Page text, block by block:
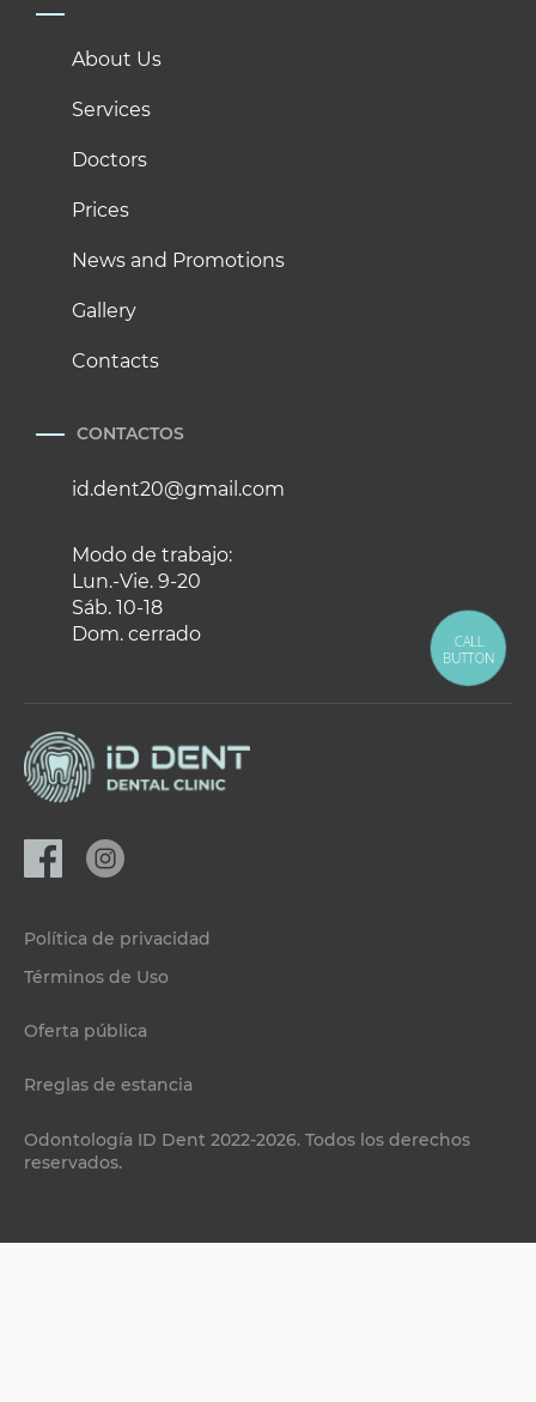
About Us
Services
Doctors
Prices
News and Promotions
Gallery
Contacts
CONTACTOS
id.dent20@gmail.com
Modo de trabajo:
Lun.-Vie. 9-20
Sáb. 10-18
Dom. cerrado
Odontología ID Dent 2022-2026. Todos los derechos
reservados.
Política de privacidad
Términos de Uso
Oferta pública
Rreglas de estancia
CALL
BUTTON